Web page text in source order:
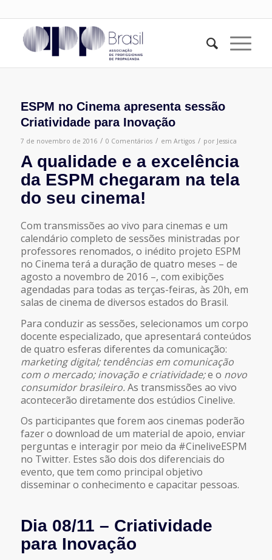
ESPM no Cinema apresenta sessão
Criatividade para Inovação
7 de novembro de 2016 / 0 Comentários / em Artigos / por Jessica
A qualidade e a excelência
da ESPM chegaram na tela
do seu cinema!
Com transmissões ao vivo para cinemas e um
calendário completo de sessões ministradas por
professores renomados, o inédito projeto ESPM
no Cinema terá a duração de quatro meses – de
agosto a novembro de 2016 –, com exibições
agendadas para todas as terças-feiras, às 20h, em
salas de cinema de diversos estados do Brasil.
Para conduzir as sessões, selecionamos um corpo
docente especializado, que apresentará conteúdos
de quatro esferas diferentes da comunicação:
marketing digital; tendências em comunicação
com o mercado; inovação e criatividade;e o novo
consumidor brasileiro. As transmissões ao vivo
acontecerão diretamente dos estúdios Cinelive.
Os participantes que forem aos cinemas poderão
fazer o download de um material de apoio, enviar
perguntas e interagir por meio da #CineliveESPM
no Twitter. Estes são dois dos diferenciais do
evento, que tem como principal objetivo
disseminar o conhecimento e capacitar pessoas.
Dia 08/11 – Criatividade
para Inovação